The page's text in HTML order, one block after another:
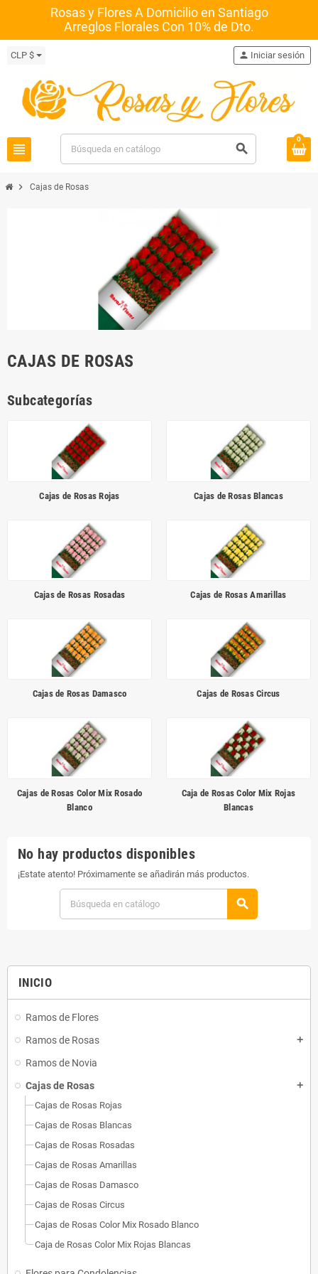
Rosas y Flores A Domicilio en Santiago
Arreglos Florales Con 10% de Dto.
CLP $
view_headline search
person Iniciar sesión
0
chevron_right Cajas de Rosas
INICIO
Ramos de Flores
Ramos de Rosas
add
Ramos de Novia
Cajas de Rosas
add
Cajas de Rosas Rojas
Cajas de Rosas Blancas
Cajas de Rosas Rosadas
Cajas de Rosas Amarillas
Cajas de Rosas Damasco
Cajas de Rosas Circus
Cajas de Rosas Color Mix Rosado Blanco
Caja de Rosas Color Mix Rojas Blancas
CAJAS DE ROSAS
Subcategorías
Cajas de Rosas Rojas Cajas de Rosas Blancas
Cajas de Rosas Rosadas Cajas de Rosas Amarillas
Cajas de Rosas Damasco Cajas de Rosas Circus
Cajas de Rosas Color Mix Rosado
Blanco
Caja de Rosas Color Mix Rojas
Blancas
No hay productos disponibles
¡Estate atento! Próximamente se añadirán más productos.
search